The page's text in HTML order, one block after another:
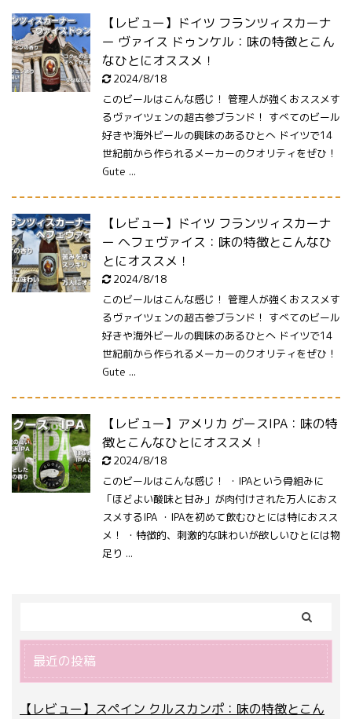
【レビュー】ドイツ フランツィスカーナ
ー ヴァイス ドゥンケル：味の特徴とこん
なひとにオススメ！
2024/8/18
このビールはこんな感じ！ 管理人が強くおススメす
るヴァイツェンの超古参ブランド！ すべてのビール
好きや海外ビールの興味のあるひとへ ドイツで14
世紀前から作られるメーカーのクオリティをぜひ！
Gute ...
【レビュー】ドイツ フランツィスカーナ
ー ヘフェヴァイス：味の特徴とこんなひ
とにオススメ！
2024/8/18
このビールはこんな感じ！ 管理人が強くおススメす
るヴァイツェンの超古参ブランド！ すべてのビール
好きや海外ビールの興味のあるひとへ ドイツで14
世紀前から作られるメーカーのクオリティをぜひ！
Gute ...
【レビュー】アメリカ グースIPA：味の特
徴とこんなひとにオススメ！
2024/8/18
このビールはこんな感じ！ ・IPAという骨組みに
「ほどよい酸味と甘み」が肉付けされた万人におス
スメするIPA ・IPAを初めて飲むひとには特におスス
メ！ ・特徴的、刺激的な味わいが欲しいひとには物
足り ...
最近の投稿
【レビュー】スペイン クルスカンポ：味の特徴とこん